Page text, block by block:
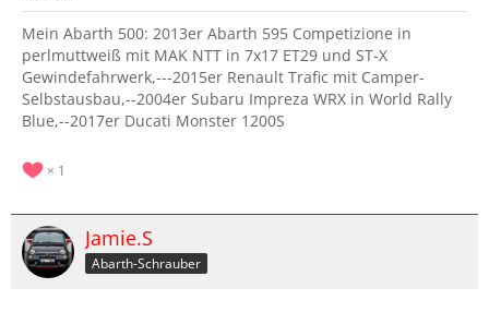
Mein Abarth 500: 2013er Abarth 595 Competizione in
perlmuttweiß mit MAK NTT in 7x17 ET29 und ST-X
Gewindefahrwerk,---2015er Renault Trafic mit Camper-
Selbstausbau,--2004er Subaru Impreza WRX in World Rally
Blue,--2017er Ducati Monster 1200S
1
Jamie.S
Abarth-Schrauber